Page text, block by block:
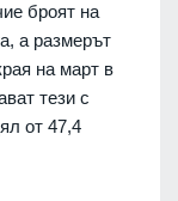
броят на
а размерът
на март в
тези с
от 47,4